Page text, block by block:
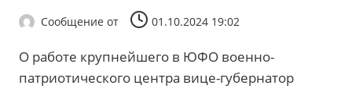
Сообщение от 01.10.2024 19:02
О работе крупнейшего в ЮФО военно-
патриотического центра вице-губернатор